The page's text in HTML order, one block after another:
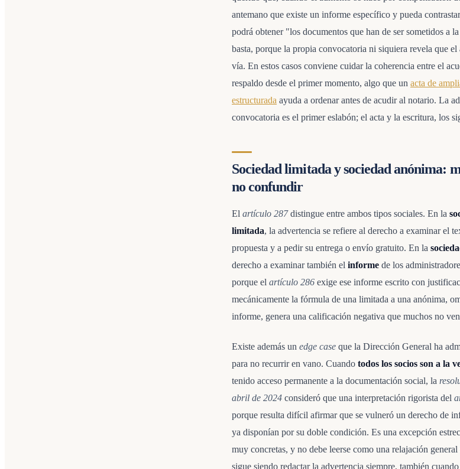
antemano que existe un informe específico y pueda
podrá obtener "los documentos que han de ser sometidos a
basta, porque la propia convocatoria ni siquiera revela que el
vía. En estos casos conviene cuidar la coherencia entre el
respaldo desde el primer momento, algo que un acta de
estructurada ayuda a ordenar antes de acudir al notario. La
convocatoria es el primer eslabón; el acta y la escritura, los
Sociedad limitada y sociedad anónima:
no confundir
El artículo 287distingue entre ambos tipos sociales. En la
limitada, la advertencia se refiere al derecho a examinar el
propuesta y a pedir su entrega o envío gratuito. En la
derecho a examinar también el informe de los
porque el artículo 286 exige ese informe escrito con
mecánicamente la fórmula de una limitada a una anónima,
informe, genera una calificación negativa que muchos no
Existe además un edge case que la Dirección General ha
para no recurrir en vano. Cuando todos los socios son a la
tenido acceso permanente a la documentación social, la
abril de 2024 consideró que una interpretación rigorista del
porque resulta difícil afirmar que se vulneró un derecho de
ya disponían por su doble condición. Es una excepción
muy concretas, y no debe leerse como una relajación
sigue siendo redactar la advertencia siempre, también